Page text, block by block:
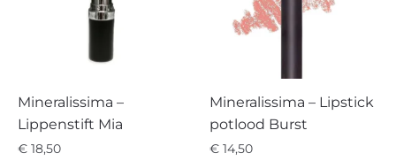
Mineralissima –
Lippenstift Mia
€ 18,50
Mineralissima – Lipstick
potlood Burst
€ 14,50